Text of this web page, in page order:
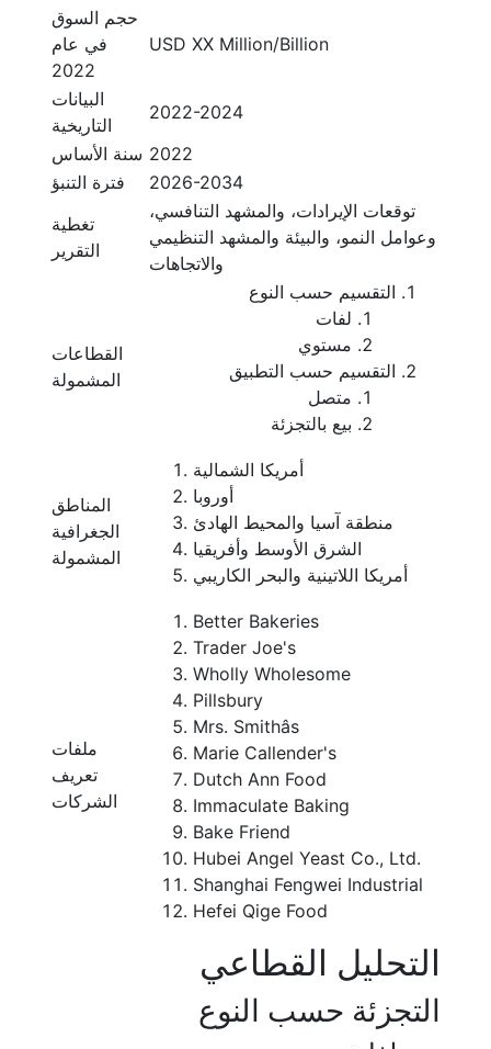
حجم السوق
في عام
2022
USD XX Million/Billion
البيانات
التاريخية
2022-2024
سنة الأساس 2022
فترة التنبؤ
2026-2034
تغطية
التقرير
توقعات الإيرادات، والمشهد التنافسي،
وعوامل النمو، والبيئة والمشهد التنظيمي
والاتجاهات
القطاعات
المشمولة
التقسيم حسب النوع
لفات
مستوي
التقسيم حسب التطبيق
متصل
بيع بالتجزئة
المناطق
الجغرافية
المشمولة
أمريكا الشمالية
أوروبا
منطقة آسيا والمحيط الهادئ
الشرق الأوسط وأفريقيا
أمريكا اللاتينية والبحر الكاريبي
ملفات
تعريف
الشركات
Better Bakeries
Trader Joe's
Wholly Wholesome
Pillsbury
Mrs. Smithâs
Marie Callender's
Dutch Ann Food
Immaculate Baking
Bake Friend
Hubei Angel Yeast Co., Ltd.
Shanghai Fengwei Industrial
Hefei Qige Food
التحليل القطاعي
التجزئة حسب النوع